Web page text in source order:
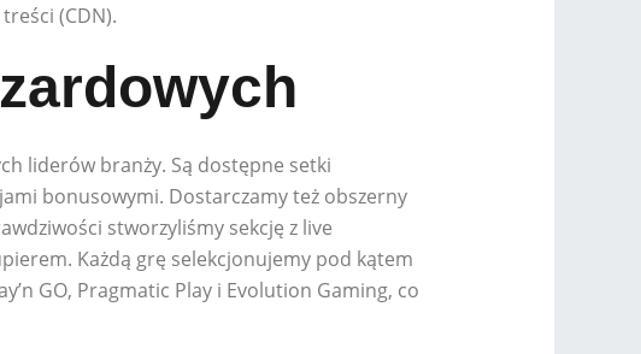
(CDN).
liderów branży. Są dostępne setki
bonusowymi. Dostarczamy też obszerny
stworzyliśmy sekcję z live
Każdą grę selekcjonujemy pod kątem
GO, Pragmatic Play i Evolution Gaming, co